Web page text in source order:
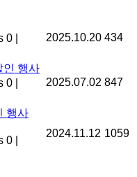
0 2025.10.20 434
인 행사
0 2025.07.02 847
행사
0
2024.11.12 1059